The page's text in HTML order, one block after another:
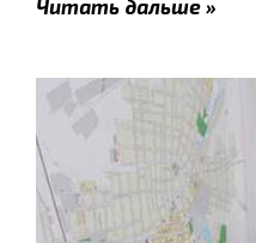
Читать дальше »